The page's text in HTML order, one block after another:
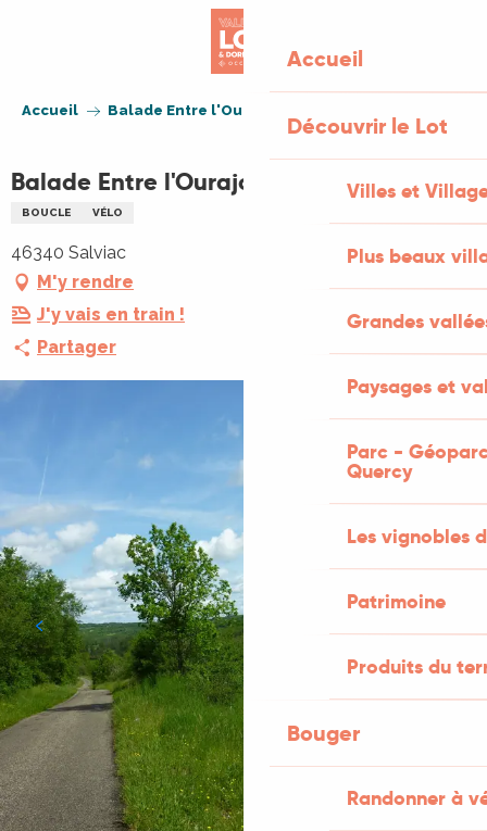
Accueil
Découvrir le Lot
Villes et
Plus beaux
Grandes
Paysages et
Parc -
Quercy
Les vignobles
Patrimoine
Produits du
Bouger
Randonner à
Accueil Balade Entre l'Ourajou et le Palazat
Balade Entre l'Ourajou et le Palazat
BOUCLE VÉLO
46340 Salviac
M'y rendre
J'y vais en train !
Partager